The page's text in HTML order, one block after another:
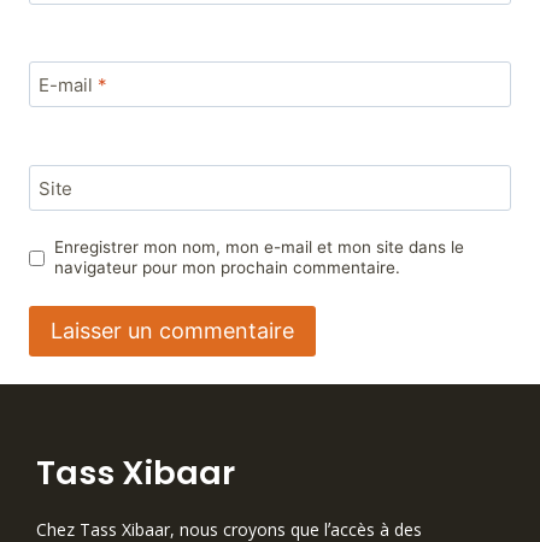
E-mail *
Site
Enregistrer mon nom, mon e-mail et mon site dans le
navigateur pour mon prochain commentaire.
Tass Xibaar
Chez Tass Xibaar, nous croyons que lʼaccès à des